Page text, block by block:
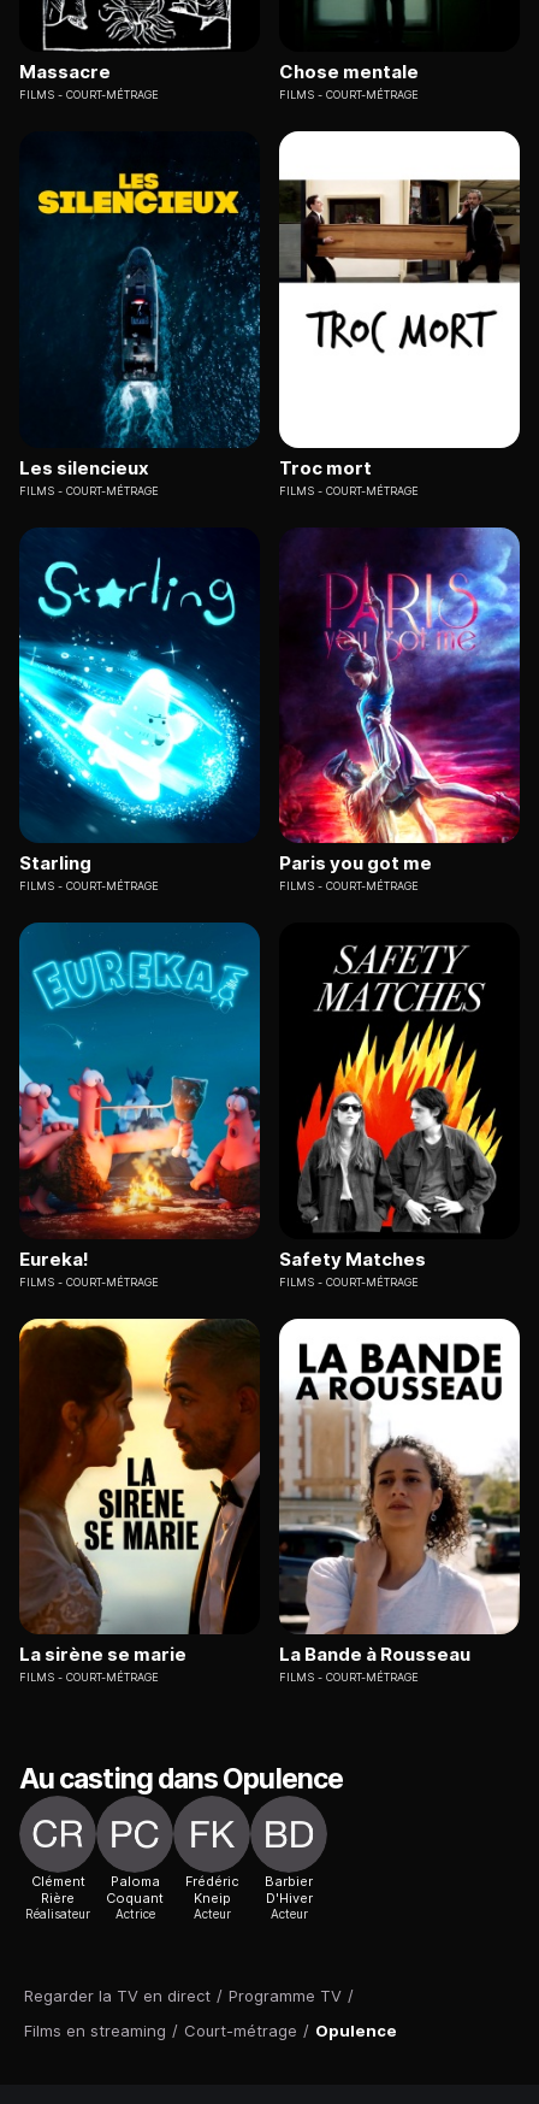
Regarder la TV en direct / Programme TV /
Films en streaming / Court-métrage / Opulence
Massacre
FILMS COURT-MÉTRAGE
Chose mentale
FILMS COURT-MÉTRAGE
Les silencieux
FILMS COURT-MÉTRAGE
Troc mort
FILMS COURT-MÉTRAGE
Starling
FILMS COURT-MÉTRAGE
Paris you got me
FILMS COURT-MÉTRAGE
Eureka!
FILMS COURT-MÉTRAGE
Safety Matches
FILMS COURT-MÉTRAGE
La sirène se marie
FILMS COURT-MÉTRAGE
La Bande à Rousseau
FILMS COURT-MÉTRAGE
Au casting dans Opulence
Clément
Rière
Réalisateur
Paloma
Coquant
Actrice
Frédéric
Kneip
Acteur
Barbier
D'Hiver
Acteur